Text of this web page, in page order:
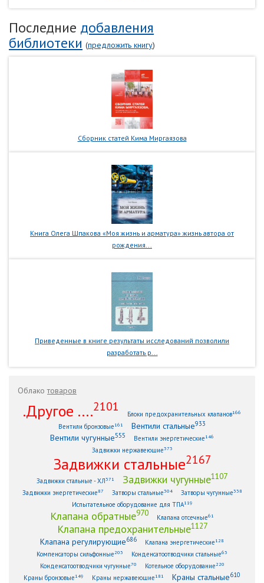
Последние добавления
библиотеки (предложить книгу)
Сборник статей Кима Миргаязова
Книга Олега Шпакова «Моя жизнь и арматура» жизнь автора от
рождения...
Приведенные в книге результаты исследований позволили
разработать р...
Облакотоваров
.Другое ....2101
Блоки предохранительных клапанов166
Вентили бронзовые161 Вентили стальные933
Вентили чугунные555 Вентили энергетические146
Задвижки нержавеющие373
Задвижки стальные2167
Задвижки стальные - ХЛ371 Задвижки чугунные1107
Задвижки энергетические87 Затворы стальные304 Затворы чугунные338
Испытательное оборудование для ТПА119
Клапана обратные970 Клапана отсечные61
Клапана предохранительные1127
Клапана регулирующие686 Клапана энергетические128
Компенсаторы сильфонные 203 Конденсатоотводчики стальные63
Конденсатоотводчики чугунные70 Котельное оборудование 220
Краны бронзовые149 Краны нержавеющие181 Краны стальные610